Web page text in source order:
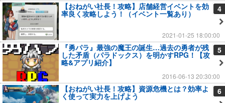
4
【おねがい社長！攻略】店舗経営イベントを効
率良く攻略しよう！（イベント一覧あり）
2021-01-25 18:00:00
5
『勇パラ』最強の魔王の誕生…過去の勇者が残
した矛盾（パラドックス）を明かすRPG！【攻
略&アプリ紹介】
2016-06-13 20:30:00
6
【おねがい社長！攻略】資源危機とは？効率よ
く使って実力を上げよう